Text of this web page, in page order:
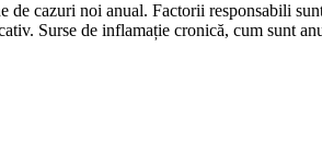
cazuri noi anual. Factorii responsabili
Surse de inflamație cronică, cum sunt